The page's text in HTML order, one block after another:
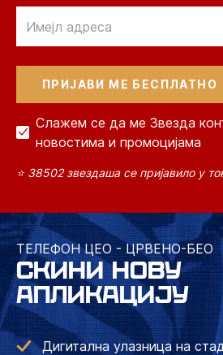
Слажем се да ме Звезда
новостима и промоцијама
⭐ 38502 звездаша се пријавило у
ТЕЛЕФОН ЦЕО - ЦРВЕНО-БЕО
СКИНИ НОВУ
АПЛИКАЦИЈУ
Дигитална улазница на